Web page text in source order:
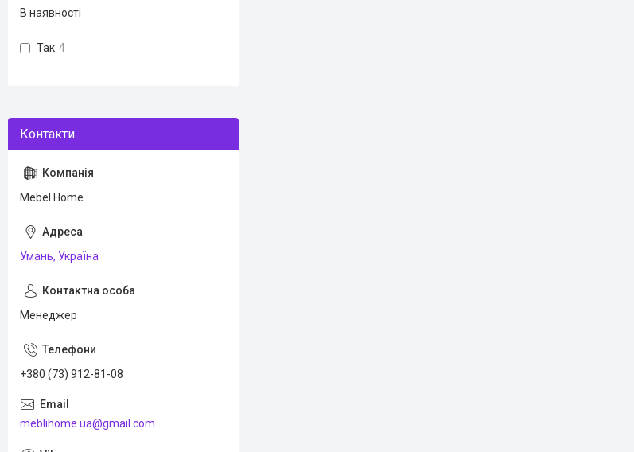
В наявності
Так 4
Mebel Home
Умань, Україна
Менеджер
+380 (73) 912-81-08
meblihome.ua@gmail.com